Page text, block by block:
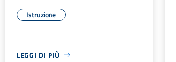
Istruzione
LEGGI DI PIÙ